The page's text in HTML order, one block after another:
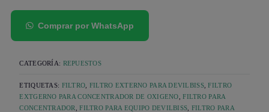
Comprar por WhatsApp
CATEGORÍA: REPUESTOS
ETIQUETAS: FILTRO FILTRO EXTERNO PARA DEVILBISS,FILTRO
EXTGERNO PARA CONCENTRADOR DE OXIGENO ,FILTRO PARA
CONCENTRADOR
,FILTRO PARA EQUIPO DEVILBISS FILTRO PARA